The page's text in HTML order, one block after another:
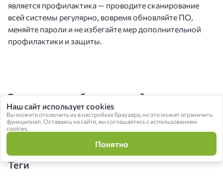
является профилактика — проводите сканирование
всей системы регулярно, вовремя обновляйте ПО,
меняйте пароли и не избегайте мер дополнительной
профилактики и защиты.
Этот материал был полезен?
Да Нет
Теги
Наш сайт использует cookies
Вы можете отключить их в настройках браузера, но это может ограничить
функционал. Оставаясь на сайте, вы соглашаетесь с использованием
cookies.
Понятно